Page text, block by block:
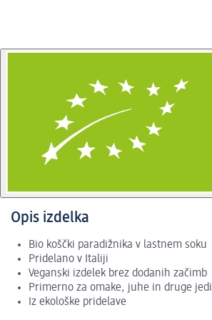
Opis izdelka
Bio koščki paradižnika v lastnem soku
Pridelano v Italiji
Veganski izdelek brez dodanih začimb
Primerno za omake, juhe in druge jedi
Iz ekološke pridelave